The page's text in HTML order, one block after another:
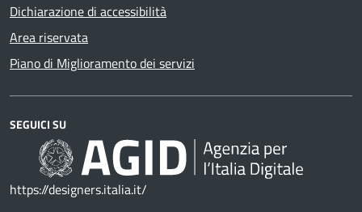
Dichiarazione di accessibilità
Area riservata
Piano di Miglioramento dei servizi
SEGUICI SU
https://designers.italia.it/